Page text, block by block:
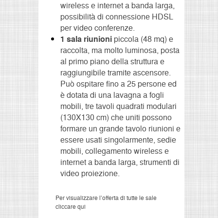
wireless e internet a banda larga,
possibilità di connessione HDSL
per video conferenze.
1 sala riunioni piccola (48 mq) e
raccolta, ma molto luminosa, posta
al primo piano della struttura e
raggiungibile tramite ascensore.
Può ospitare fino a 25 persone ed
è dotata di una lavagna a fogli
mobili, tre tavoli quadrati modulari
(130X130 cm) che uniti possono
formare un grande tavolo riunioni e
essere usati singolarmente, sedie
mobili, collegamento wireless e
internet a banda larga, strumenti di
video proiezione.
Per visualizzare l’offerta di tutte le sale
cliccare qui